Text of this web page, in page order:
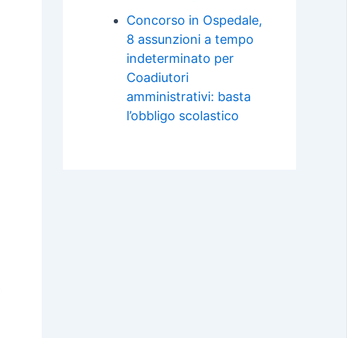
Concorso in Ospedale,
8 assunzioni a tempo
indeterminato per
Coadiutori
amministrativi: basta
l’obbligo scolastico